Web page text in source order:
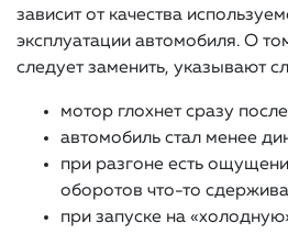
зависит от качества
эксплуатации автомобиля. О
следует заменить, указывают
мотор глохнет сразу
автомобиль стал менее
при разгоне есть
оборотов что-то
при запуске на